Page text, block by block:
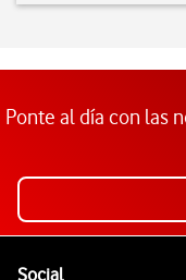
Ponte al día con las
SocialEnlaces a las